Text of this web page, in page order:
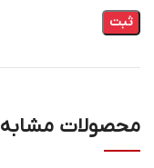
محصولات مشابه